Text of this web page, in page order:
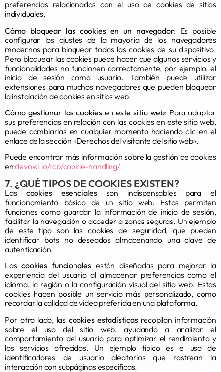
preferencias relacionadas con el uso de cookies de sitios
individuales.
Cómo bloquear las cookies en un navegador: Es posible
configurar los ajustes de la mayoría de los navegadores
modernos para bloquear todas las cookies de su dispositivo.
Pero bloquear las cookies puede hacer que algunos servicios y
funcionalidades no funcionen correctamente, por ejemplo, el
inicio de sesión como usuario. También puede utilizar
extensiones para muchos navegadores que pueden bloquear
la instalación de cookies en sitios web.
Cómo gestionar las cookies en este sitio web: Para adaptar
sus preferencias en relación con las cookies en este sitio web,
puede cambiarlas en cualquier momento haciendo clic en el
enlace de la sección «Derechos del visitante del sitio web».
Puede encontrar más información sobre la gestión de cookies
endevowl.io/rcb/cookie-handling/
7. ¿QUÉ TIPOS DE COOKIES EXISTEN?
Las cookies esencialesson indispensables para el
funcionamiento básico de un sitio web. Estas permiten
funciones como guardar la información de inicio de sesión,
facilitar la navegación o acceder a zonas seguras. Un ejemplo
de este tipo son las cookies de seguridad, que pueden
identificar bots no deseados almacenando una clave de
autenticación.
Lascookies funcionalesestán diseñadas para mejorar la
experiencia del usuario al almacenar preferencias como el
idioma, la región o la configuración visual del sitio web. Estas
cookies hacen posible un servicio más personalizado, como
recordar la calidad de vídeo preferida en una plataforma.
Por otro lado, las cookies estadísticasrecopilan información
sobre el uso del sitio web, ayudando a analizar el
comportamiento del usuario para optimizar el rendimiento y
los servicios ofrecidos. Un ejemplo típico es el uso de
identificadores de usuario aleatorios que rastrean la
interacción con subpáginas específicas.